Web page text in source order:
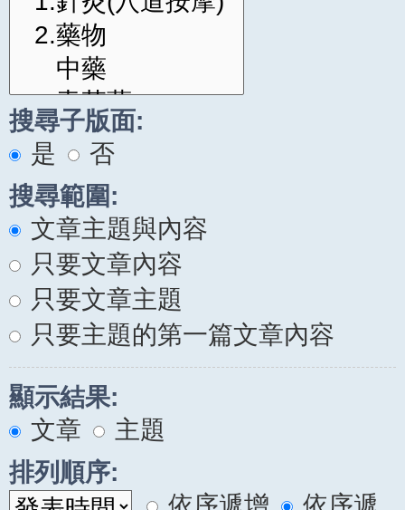
搜尋子版面:
是
否
搜尋範圍:
文章主題與內容
只要文章內容
只要文章主題
只要主題的第一篇文章內容
顯示結果:
文章
主題
排列順序: